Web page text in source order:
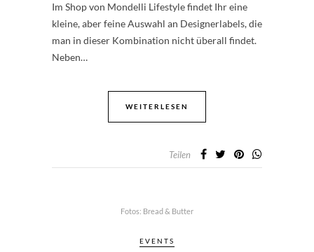
Im Shop von Mondelli Lifestyle findet Ihr eine
kleine, aber feine Auswahl an Designerlabels, die
man in dieser Kombination nicht überall findet.
Neben…
WEITERLESEN
Teilen
Fotos: Bread & Butter
EVENTS